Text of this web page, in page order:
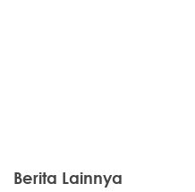
Berita Lainnya